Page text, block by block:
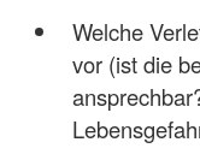
Welche
vor (ist die